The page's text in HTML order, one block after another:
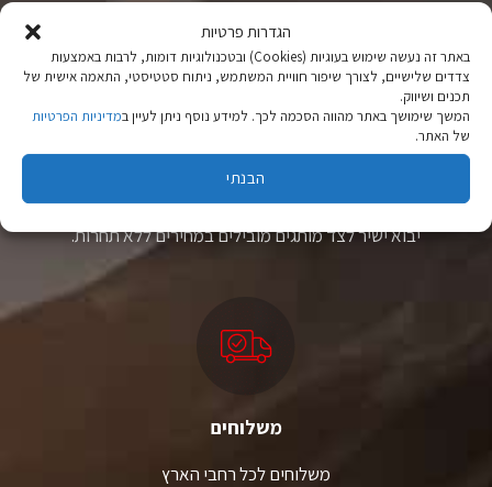
הגדרות פרטיות
באתר זה נעשה שימוש בעוגיות (Cookies) ובטכנולוגיות דומות, לרבות באמצעות
צדדים שלישיים, לצורך שיפור חוויית המשתמש, ניתוח סטטיסטי, התאמה אישית של
תכנים ושיווק.
המשך שימושך באתר מהווה הסכמה לכך. למידע נוסף ניתן לעיין במדיניות הפרטיות
של האתר.
הבנתי
ציוד טיולים
מהיבואן לצרכן
יבוא ישיר לצד מותגים מובילים במחירים ללא תחרות.
משלוחים
משלוחים לכל רחבי הארץ